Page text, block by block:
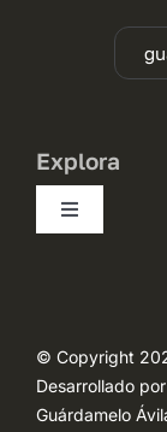
Explora
Toggle
Trasteros
Medianos
Política de
Mapa del sitio
© Copyright
Desarrollado por
Guárdamelo